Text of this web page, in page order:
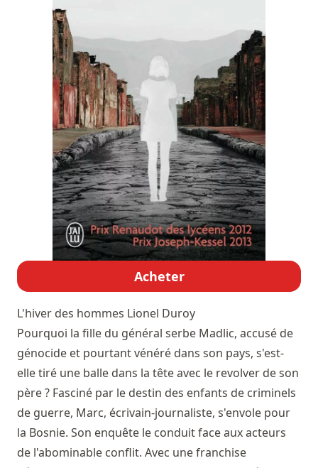
Acheter
L'hiver des hommes Lionel Duroy
Pourquoi la fille du général serbe Madlic, accusé de
génocide et pourtant vénéré dans son pays, s'est-
elle tiré une balle dans la tête avec le revolver de son
père ? Fasciné par le destin des enfants de criminels
de guerre, Marc, écrivain-journaliste, s'envole pour
la Bosnie. Son enquête le conduit face aux acteurs
de l'abominable conflit. Avec une franchise